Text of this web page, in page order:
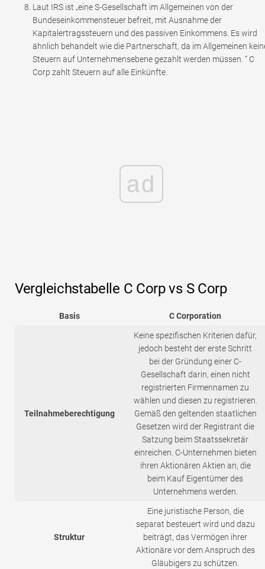
Laut IRS ist „eine S-Gesellschaft im Allgemeinen von der
Bundeseinkommensteuer befreit, mit Ausnahme der
Kapitalertragssteuern und des passiven Einkommens. Es wird
ähnlich behandelt wie die Partnerschaft, da im Allgemeinen
Steuern auf Unternehmensebene gezahlt werden müssen. “ C
Corp zahlt Steuern auf alle Einkünfte.
ad
Vergleichstabelle C Corp vs S Corp
Basis C Corporation
Teilnahmeberechtigung
Keine spezifischen Kriterien dafür,
jedoch besteht der erste Schritt
bei der Gründung einer C-
Gesellschaft darin, einen nicht
registrierten Firmennamen zu
wählen und diesen zu registrieren.
Gemäß den geltenden staatlichen
Gesetzen wird der Registrant die
Satzung beim Staatssekretär
einreichen. C-Unternehmen bieten
ihren Aktionären Aktien an, die
beim Kauf Eigentümer des
Unternehmens werden.
Struktur
Eine juristische Person, die
separat besteuert wird und dazu
beiträgt, das Vermögen ihrer
Aktionäre vor dem Anspruch des
Gläubigers zu schützen.